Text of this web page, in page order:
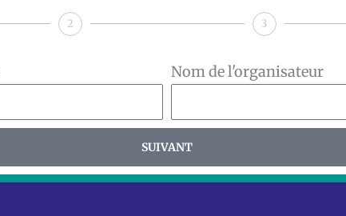
2 3
Nom de l'organisateur
SUIVANT